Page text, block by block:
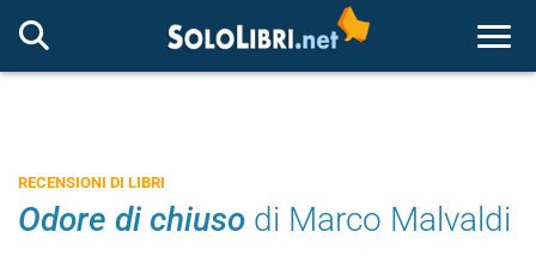
RECENSIONI DI LIBRI
Odore di chiuso di Marco Malvaldi